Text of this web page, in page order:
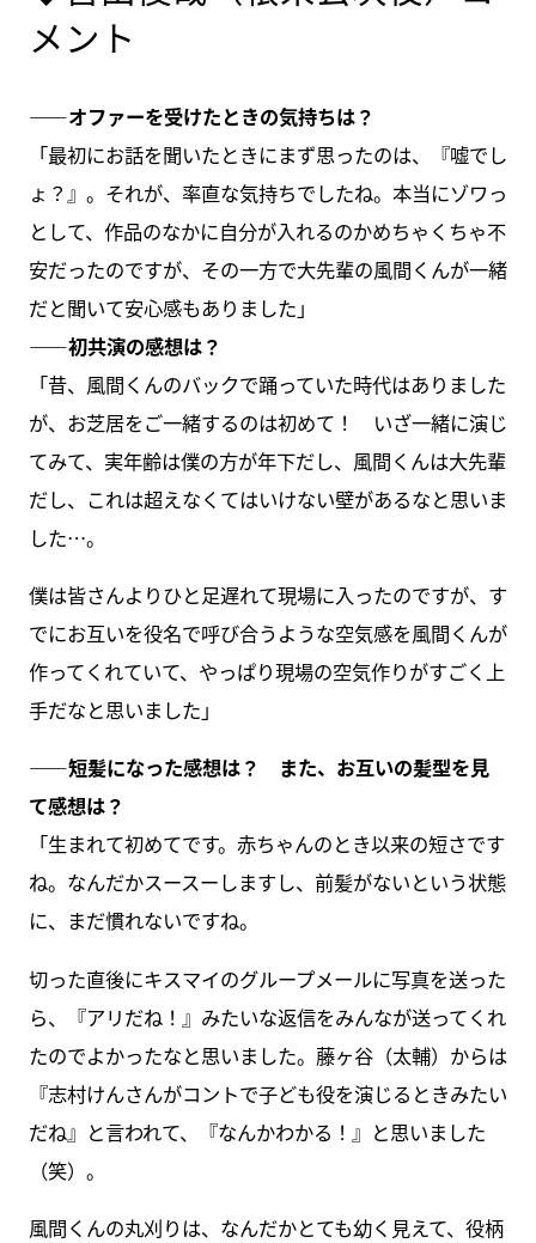
メント
――オファーを受けたときの気持ちは？
「最初にお話を聞いたときにまず思ったのは、『嘘でし
ょ？』。それが、率直な気持ちでしたね。本当にゾワっ
として、作品のなかに自分が入れるのかめちゃくちゃ不
安だったのですが、その一方で大先輩の風間くんが一緒
だと聞いて安心感もありました」
――初共演の感想は？
「昔、風間くんのバックで踊っていた時代はありました
が、お芝居をご一緒するのは初めて！ いざ一緒に演じ
てみて、実年齢は僕の方が年下だし、風間くんは大先輩
だし、これは超えなくてはいけない壁があるなと思いま
した…。
僕は皆さんよりひと足遅れて現場に入ったのですが、す
でにお互いを役名で呼び合うような空気感を風間くんが
作ってくれていて、やっぱり現場の空気作りがすごく上
手だなと思いました」
――短髪になった感想は？ また、お互いの髪型を見
て感想は？
「生まれて初めてです。赤ちゃんのとき以来の短さです
ね。なんだかスースーしますし、前髪がないという状態
に、まだ慣れないですね。
切った直後にキスマイのグループメールに写真を送った
ら、『アリだね！』みたいな返信をみんなが送ってくれ
たのでよかったなと思いました。藤ヶ谷（太輔）からは
『志村けんさんがコントで子ども役を演じるときみたい
だね』と言われて、『なんかわかる！』と思いました
（笑）。
風間くんの丸刈りは、なんだかとても幼く見えて、役柄